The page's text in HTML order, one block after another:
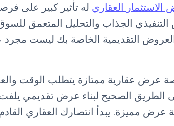
العقاري له تأثير كبير على
التنفيذي الجذاب والتحليل المتعمق
التقديمية الخاصة بك ليست
عرض عقارية ممتازة يتطلب الوقت
الطريق الصحيح لبناء عرض تقديمي
عرض مميزة. يبدأ انتصارك العقاري